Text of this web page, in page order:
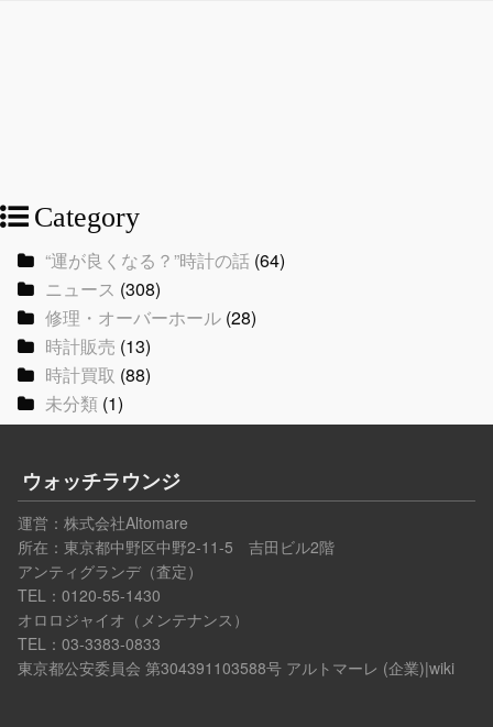
Category
“運が良くなる？”時計の話(64)
ニュース (308)
修理・オーバーホール(28)
時計販売 (13)
時計買取 (88)
未分類(1)
ウォッチラウンジ
運営： 株式会社Altomare
所在：東京都中野区中野2-11-5 吉田ビル2階
アンティグランデ（査定）
TEL：0120-55-1430
オロロジャイオ（メンテナンス）
TEL：03-3383-0833
東京都公安委員会 第304391103588号 アルトマーレ (企業)|wiki